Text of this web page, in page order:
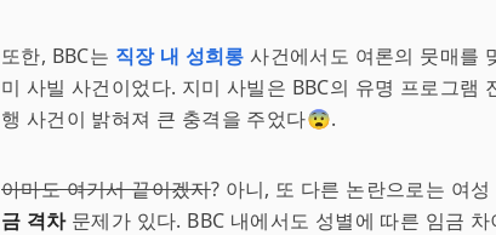
또한, BBC는 직장 내 성희롱 사건에서도 여론의 뭇매를
미 사빌 사건이었다. 지미 사빌은 BBC의 유명 프로그램
행 사건이 밝혀져 큰 충격을 주었다😨.
아마도 여기서 끝이겠지? 아니, 또 다른 논란으로는 여
금 격차문제가 있다. BBC 내에서도 성별에 따른 임금